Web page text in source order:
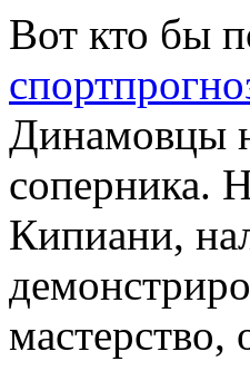
Вот кто бы
Динамовцы
соперника.
Кипиани,